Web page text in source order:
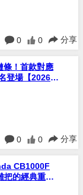
0 0 分享
條！首款對應
登場【2026東
0 0 分享
CB1000F
的經典重現